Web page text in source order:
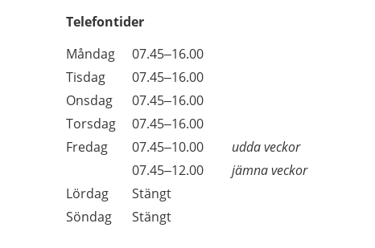
Telefontider
Dag
Öppettider
Kommentarer
Måndag
07.45–16.00
Tisdag
07.45–16.00
Onsdag
07.45–16.00
Torsdag
07.45–16.00
Fredag
07.45–10.00
udda veckor
07.45–12.00
jämna veckor
Lördag
Stängt
Söndag
Stängt